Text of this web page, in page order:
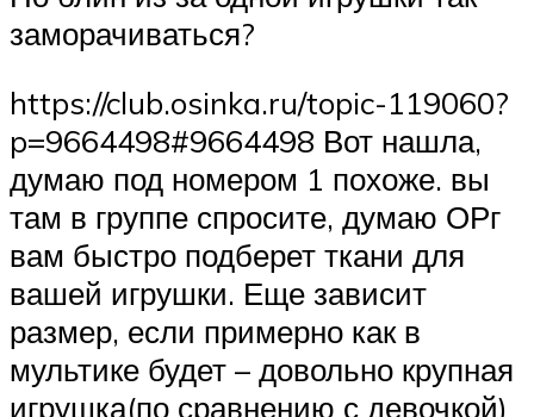
заморачиваться?
https://club.osinka.ru/topic-119060?
p=9664498#9664498 Вот нашла,
думаю под номером 1 похоже. вы
там в группе спросите, думаю ОРг
вам быстро подберет ткани для
вашей игрушки. Еще зависит
размер, если примерно как в
мультике будет – довольно крупная
игрушка(по сравнению с девочкой)